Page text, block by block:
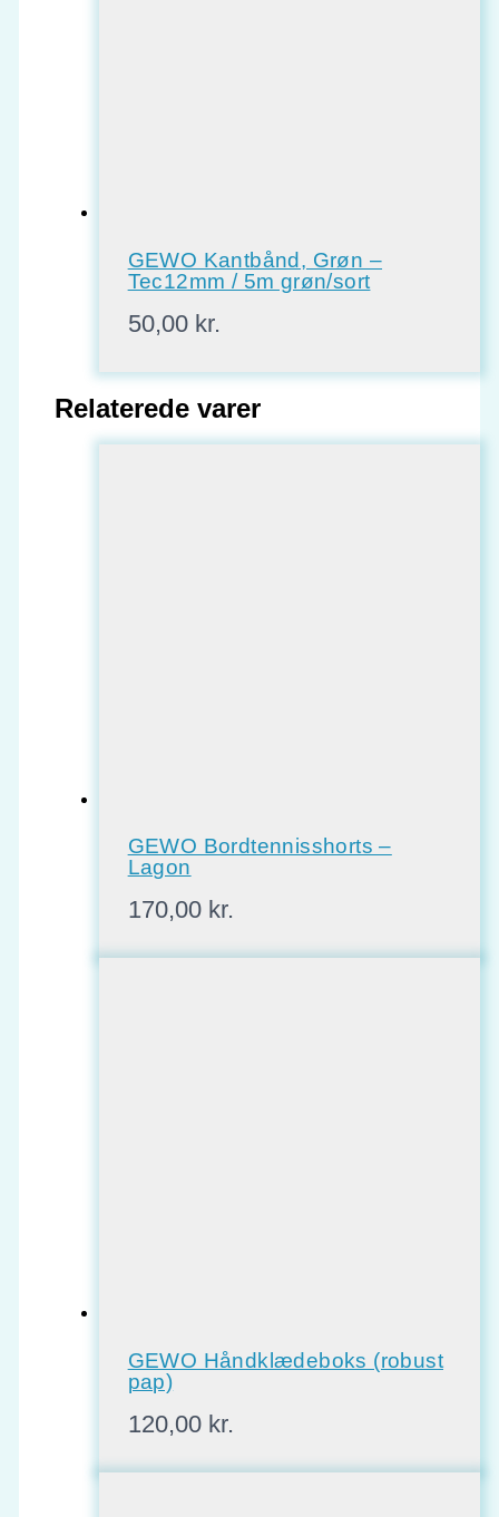
GEWO Kantbånd, Grøn –
Tec12mm / 5m grøn/sort
50,00 kr.
Relaterede varer
GEWO Bordtennisshorts –
Lagon
170,00 kr.
GEWO Håndklædeboks (robust
pap)
120,00 kr.